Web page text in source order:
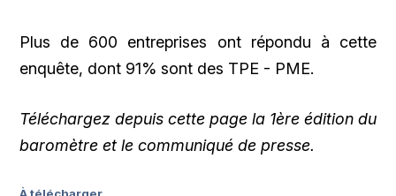
Plus de 600 entreprises ont répondu à cette
enquête, dont 91% sont des TPE - PME.
Téléchargez depuis cette page la 1ère édition du
baromètre et le communiqué de presse.